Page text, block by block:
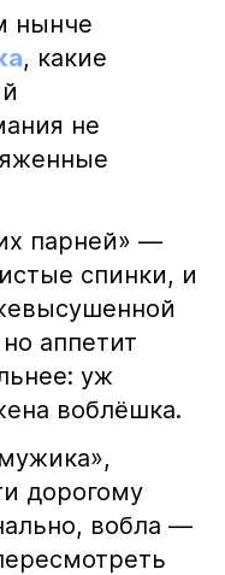
нынче
, какие
не
парней» —
спинки, и
аппетит
уж
воблёшка.
дорогому
вобла —